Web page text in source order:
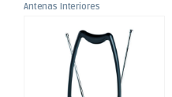
Antenas Interiores
TV Aúdio e Vídeo
Amplificada AT380 USB